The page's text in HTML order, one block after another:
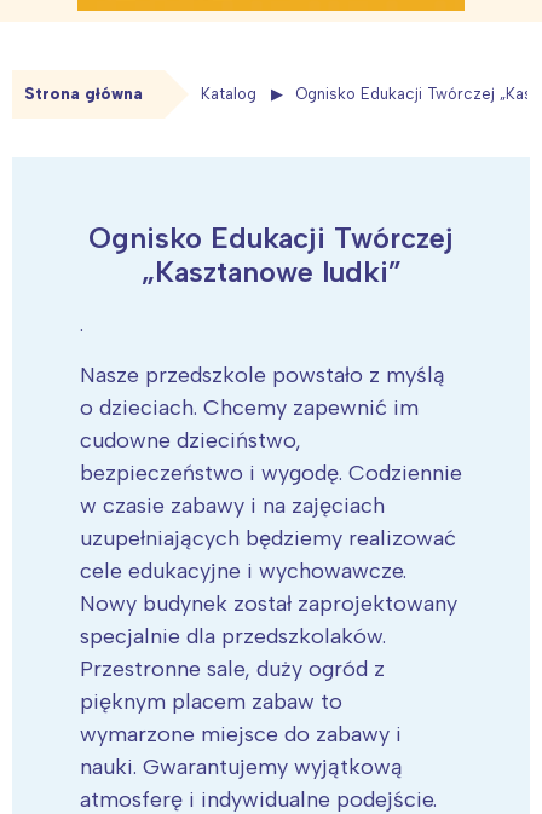
Strona główna Katalog Ognisko Edukacji Twórczej
Ognisko Edukacji Twórczej
„Kasztanowe ludki”
.
Nasze przedszkole powstało z myślą
o dzieciach. Chcemy zapewnić im
cudowne dzieciństwo,
bezpieczeństwo i wygodę. Codziennie
w czasie zabawy i na zajęciach
uzupełniających będziemy realizować
cele edukacyjne i wychowawcze.
Nowy budynek został zaprojektowany
specjalnie dla przedszkolaków.
Przestronne sale, duży ogród z
pięknym placem zabaw to
wymarzone miejsce do zabawy i
nauki. Gwarantujemy wyjątkową
atmosferę i indywidualne podejście.